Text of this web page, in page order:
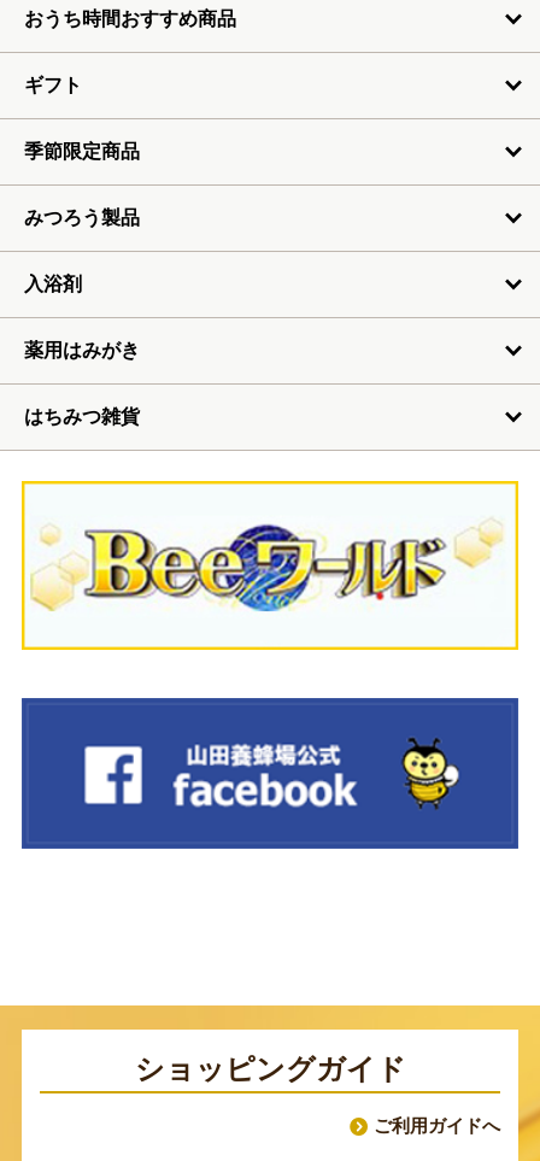
おうち時間おすすめ商品
ギフト
季節限定商品
みつろう製品
入浴剤
薬用はみがき
はちみつ雑貨
ショッピングガイド
ご利用ガイドへ